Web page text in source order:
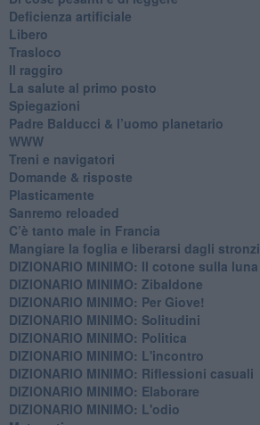
​Deficienza artificiale
Libero
Trasloco
Il raggiro
​La salute al primo posto
Spiegazioni
Padre Balducci & l’uomo planetario
WWW
​Treni e navigatori
​Domande & risposte
​Plasticamente
Sanremo reloaded
C’è tanto male in Francia
​Mangiare la foglia e liberarsi dagli stronzi
DIZIONARIO MINIMO: Il cotone sulla luna
DIZIONARIO MINIMO: Zibaldone
DIZIONARIO MINIMO: Per Giove!
DIZIONARIO MINIMO: Solitudini
DIZIONARIO MINIMO: Politica
DIZIONARIO MINIMO: L'incontro
DIZIONARIO MINIMO: Riflessioni casuali
DIZIONARIO MINIMO: Elaborare
DIZIONARIO MINIMO: L'odio